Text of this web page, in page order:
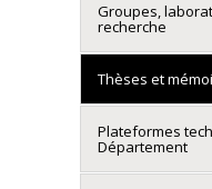
Groupes,
recherche
Thèses et
Plateformes
Département